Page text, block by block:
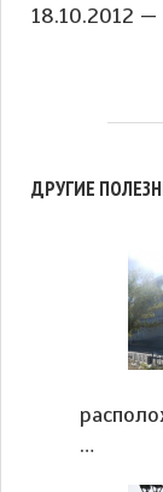
18.10.2012 —
ДРУГИЕ
…